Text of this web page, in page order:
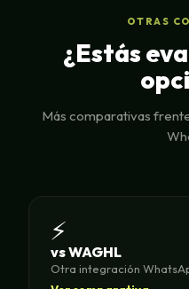
OTRAS
¿Estás
Más comparativas
⚡
vs WAGHL
Otra integración